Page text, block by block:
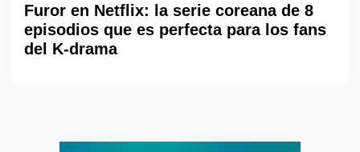
Furor en Netflix: la serie coreana de 8
episodios que es perfecta para los fans
del K-drama